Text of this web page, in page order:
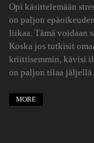
Opi käsittelemään
on paljon
liikaa. Tämä voidaan
Koska jos tutkisit
kriittisemmin, kävisi
on paljon tilaa
MORE